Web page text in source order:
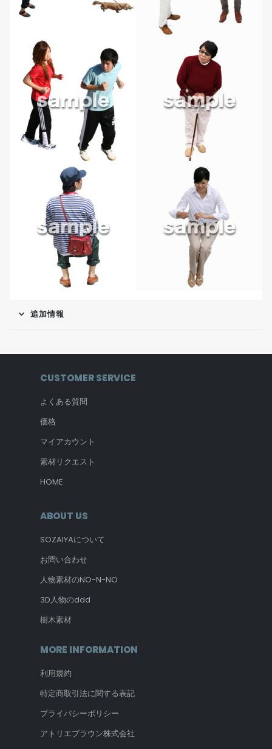
追加情報
CUSTOMER SERVICE
よくある質問
価格
マイアカウント
素材リクエスト
HOME
ABOUT US
SOZAIYAについて
お問い合わせ
人物素材のNO-N-NO
3D人物のddd
樹木素材
MORE INFORMATION
利用規約
特定商取引法に関する表記
プライバシーポリシー
アトリエブラウン株式会社